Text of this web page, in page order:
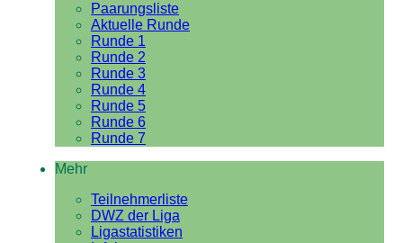
Paarungsliste
Aktuelle Runde
Runde 1
Runde 2
Runde 3
Runde 4
Runde 5
Runde 6
Runde 7
Mehr
Teilnehmerliste
DWZ der Liga
Ligastatistiken